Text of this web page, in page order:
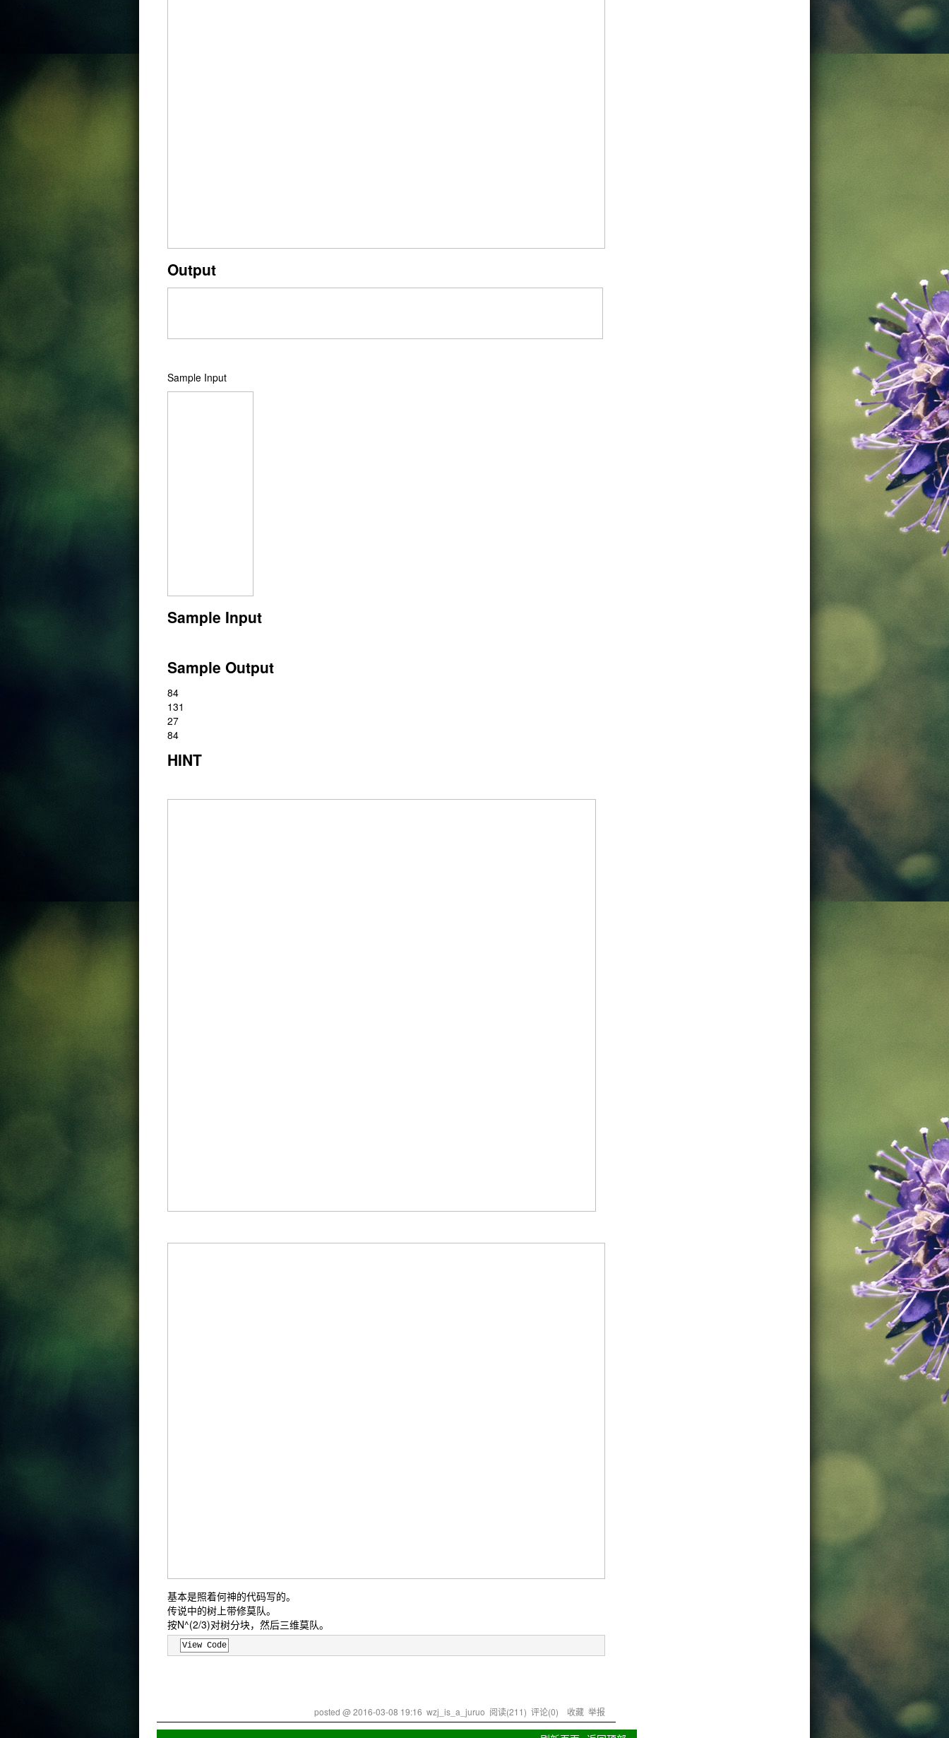
Output
Sample Input
Sample Input
Sample Output
84
131
27
84
HINT
基本是照着何神的代码写的。
传说中的树上带修莫队。
按N^(2/3)对树分块，然后三维莫队。
View Code
posted @2016-03-08 19:16 wzj_is_a_juruo 阅读(211) 评论(0) 收藏 举报